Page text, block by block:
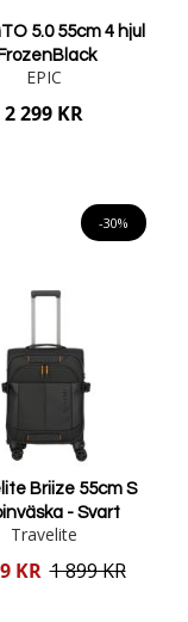
5.0 55cm 4 hjul
EPIC
2 299 KR
-30%
Briize 55cm S
- Svart
Travelite
KR 1 899 KR